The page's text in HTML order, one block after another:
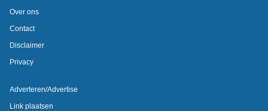
Over ons
Contact
Disclaimer
Privacy
Adverteren/Advertise
Link plaatsen